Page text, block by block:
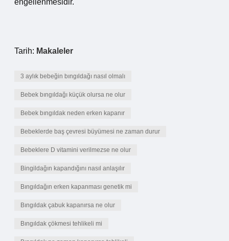
engellenmesidir.
Tarih: Makaleler
3 aylık bebeğin bıngıldağı nasıl olmalı
Bebek bıngıldağı küçük olursa ne olur
Bebek bıngıldak neden erken kapanır
Bebeklerde baş çevresi büyümesi ne zaman durur
Bebeklere D vitamini verilmezse ne olur
Bingildağın kapandığını nasıl anlaşılır
Bıngıldağın erken kapanması genetik mi
Bıngıldak çabuk kapanırsa ne olur
Bıngıldak çökmesi tehlikeli mi